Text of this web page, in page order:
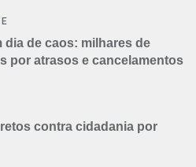
de caos: milhares de
por atrasos e cancelamentos
contra cidadania por